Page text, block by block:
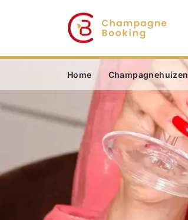
Home Champagnehuizen